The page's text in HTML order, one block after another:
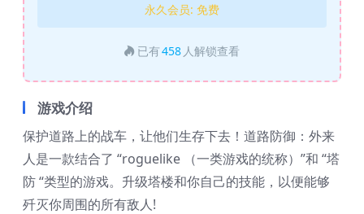
永久会员: 免费
已有458 人解锁查看
游戏介绍
保护道路上的战车，让他们生存下去！道路防御：外来
人是一款结合了 “roguelike （一类游戏的统称）”和 “塔
防 “类型的游戏。升级塔楼和你自己的技能，以便能够
歼灭你周围的所有敌人!